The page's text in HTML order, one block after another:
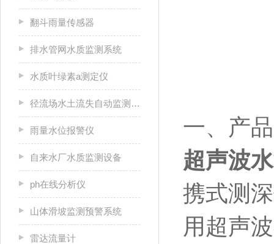
翻斗雨量传感器
排水管网水质监测系统
水质叶绿素a测定仪
径流场水土流失自动监测系统
雨量水位报警仪
自来水厂水质监测设备
ph在线分析仪
山体滑坡监测预警系统
雷达流量计
一、产
超声波
携式测
用超声